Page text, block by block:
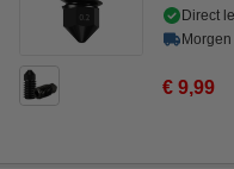
Direct
€ 9,99